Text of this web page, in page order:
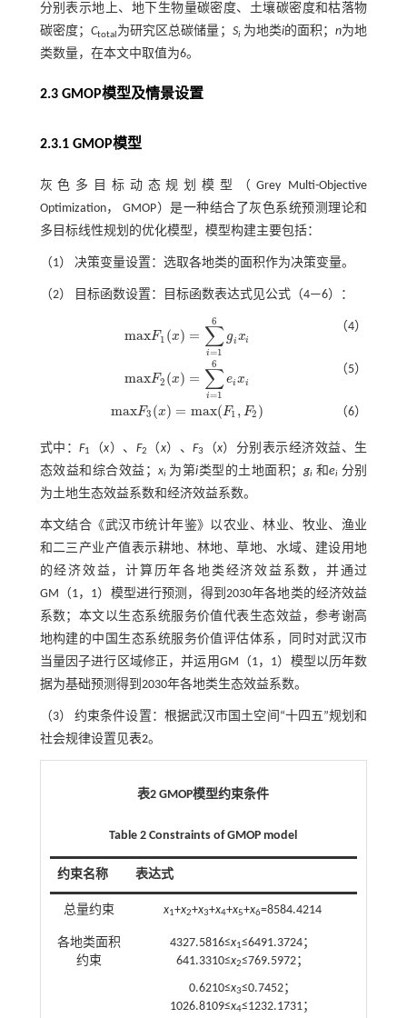
分别表示地上、地下生物量碳密度、土壤碳密度和枯落物
碳密度； Ctotal 为研究区总碳储量； Si为地类i的面积；n为地
类数量，在本文中取值为6。
2.3 GMOP模型及情景设置
2.3.1 GMOP模型
灰色多目标动态规划模型（Grey Multi-Objective
Optimization， GMOP）是一种结合了灰色系统预测理论和
多目标线性规划的优化模型，模型构建主要包括：
（1） 决策变量设置：选取各地类的面积作为决策变量。
（2） 目标函数设置：目标函数表达式见公式（4—6）：
maxF1 (x) = ∑
i=1
6
gi xi
maxF1(x)=∑ =1 gi i
（4）
maxF2 (x) = ∑
i=1
6
ei xi
maxF2(x)=∑ =1 ei i
（5）
maxF3 (x) = max( F1 , F2 )
maxF3(x)=m ax F1,F2) （6）
式中：F1 （x）、 F2 （x）、F3 （x）分别表示经济效益、生
态效益和综合效益； xi为第i类型的土地面积；gi 和ei 分别
为土地生态效益系数和经济效益系数。
本文结合《武汉市统计年鉴》以农业、林业、牧业、渔业
和二三产业产值表示耕地、林地、草地、水域、建设用地
的经济效益，计算历年各地类经济效益系数，并通过
GM（1，1）模型进行预测，得到2030年各地类的经济效益
系数；本文以生态系统服务价值代表生态效益，参考谢高
地构建的中国生态系统服务价值评估体系，同时对武汉市
当量因子进行区域修正，并运用GM（1，1）模型以历年数
据为基础预测得到2030年各地类生态效益系数。
（3） 约束条件设置：根据武汉市国土空间“十四五”规划和
社会规律设置见表2。
表2 GMOP模型约束条件
Table 2 Constraints of GMOP model
约束名称 表达式
总量约束 x1+x2+x3+x4+x5+x6=8584.4214
各地类面积
约束
4327.5816≤x1≤6491.3724；
641.3310≤x2≤769.5972；
0.6210≤x3≤0.7452；
1026.8109≤x4≤1232.1731；